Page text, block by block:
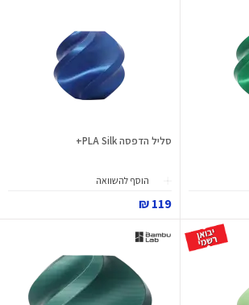
סליל הדפסה PLA Silk+
הוסף להשוואה
119 ₪